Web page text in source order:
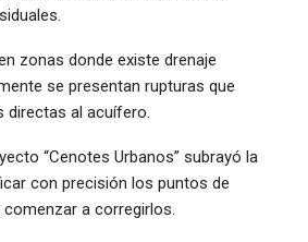
zonas donde existe drenaje
se presentan rupturas que
directas al acuífero.
“Cenotes Urbanos” subrayó la
con precisión los puntos de
a corregirlos.